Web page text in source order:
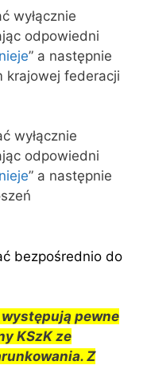
wyłącznie
odpowiedni
” a następnie
krajowej federacji
wyłącznie
odpowiedni
” a następnie
bezpośrednio do
występują pewne
KSzK ze
Z